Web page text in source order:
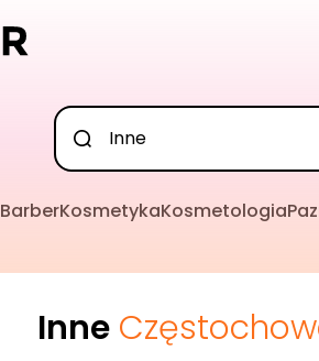
BarberKosmetykaKosmetologia
Inne